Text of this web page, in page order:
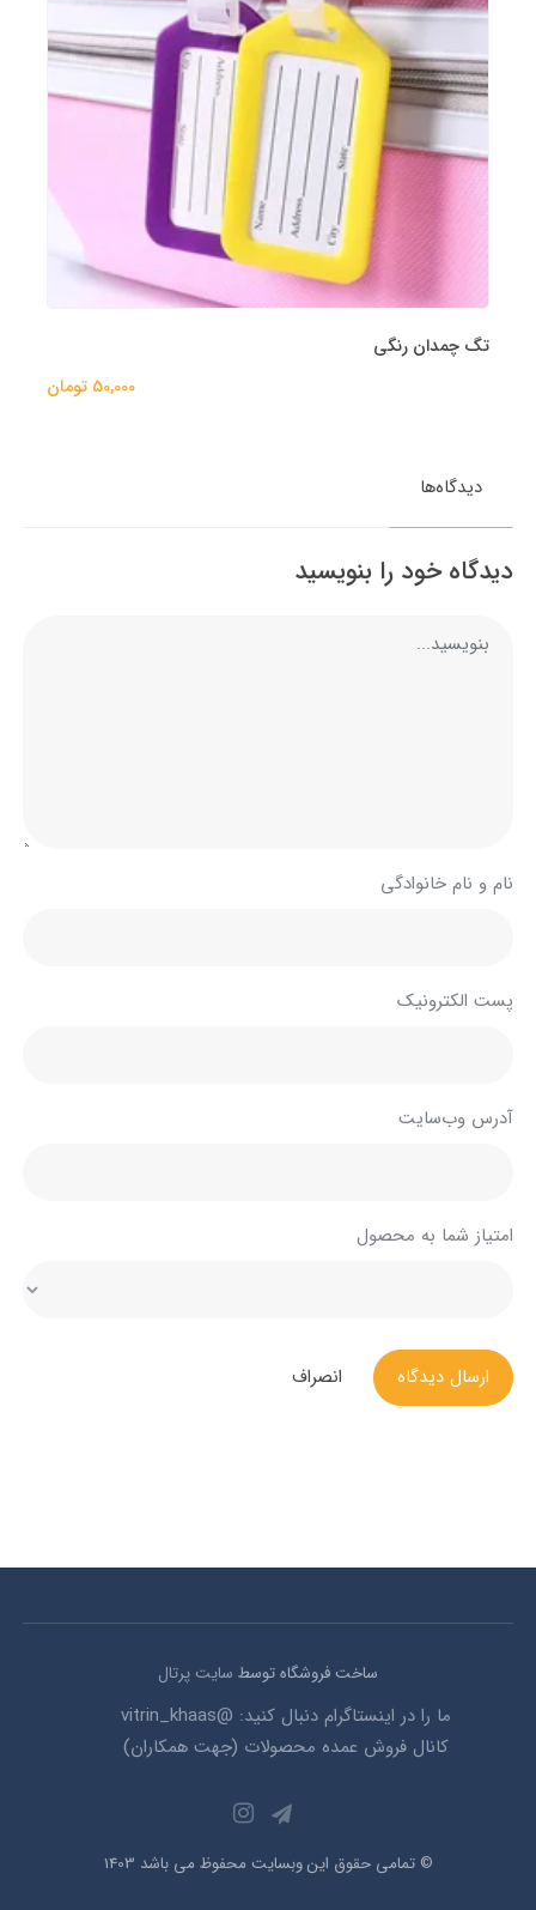
تگ چمدان رنگی
50,000 تومان
دیدگاه‌ها
دیدگاه خود را بنویسید
نام و نام خانوادگی
پست الکترونیک
آدرس وب‌سایت
امتیاز شما به محصول
ارسال دیدگاه انصراف
ساخت فروشگاه توسط سایت پرتال
ما را در اینستاگرام دنبال کنید: @vitrin_khaas
کانال فروش عمده محصولات (جهت همکاران)
© تمامی حقوق این وبسایت محفوظ می باشد 1403